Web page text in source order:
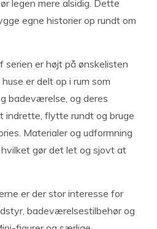
legen mere alsidig. Dette
egne historier op rundt om
serien er højt på ønskelisten
er delt op i rum som
badeværelse, og deres
indrette, flytte rundt og bruge
Materialer og udformning
gør det let og sjovt at
er der stor interesse for
badeværelsestilbehør og